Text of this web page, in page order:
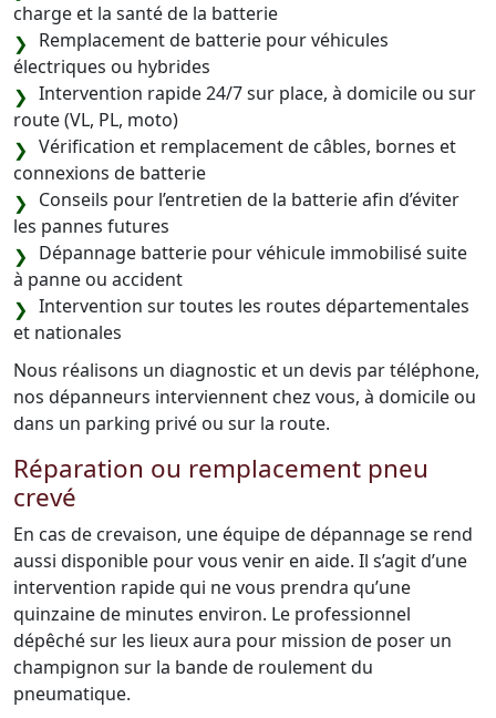
charge et la santé de la batterie
Remplacement de batterie pour véhicules
électriques ou hybrides
Intervention rapide 24/7 sur place, à domicile ou sur
route (VL, PL, moto)
Vérification et remplacement de câbles, bornes et
connexions de batterie
Conseils pour l’entretien de la batterie afin d’éviter
les pannes futures
Dépannage batterie pour véhicule immobilisé suite
à panne ou accident
Intervention sur toutes les routes départementales
et nationales
Nous réalisons un diagnostic et un devis par téléphone,
nos dépanneurs interviennent chez vous, à domicile ou
dans un parking privé ou sur la route.
Réparation ou remplacement pneu
crevé
En cas de crevaison, une équipe de dépannage se rend
aussi disponible pour vous venir en aide. Il s’agit d’une
intervention rapide qui ne vous prendra qu’une
quinzaine de minutes environ. Le professionnel
dépêché sur les lieux aura pour mission de poser un
champignon sur la bande de roulement du
pneumatique.